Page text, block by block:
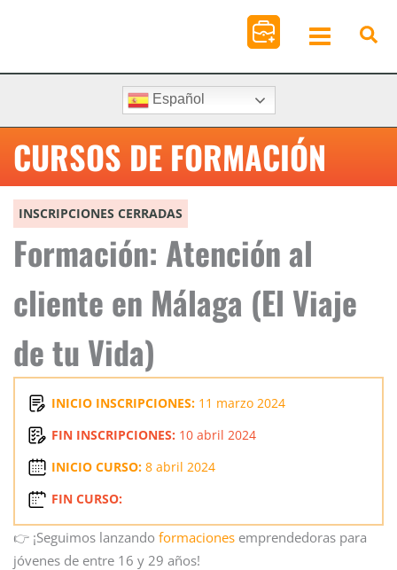
Español
CURSOS DE FORMACIÓN
INSCRIPCIONES CERRADAS
Formación: Atención al
cliente en Málaga (El Viaje
de tu Vida)
INICIO INSCRIPCIONES: 11 marzo 2024
FIN INSCRIPCIONES: 10 abril 2024
INICIO CURSO: 8 abril 2024
FIN CURSO:
👉 ¡Seguimos lanzando formaciones emprendedoras para
jóvenes de entre 16 y 29 años!